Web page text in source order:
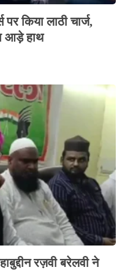
किया लाठी चार्ज,
आड़े हाथ
रज़वी बरेलवी ने